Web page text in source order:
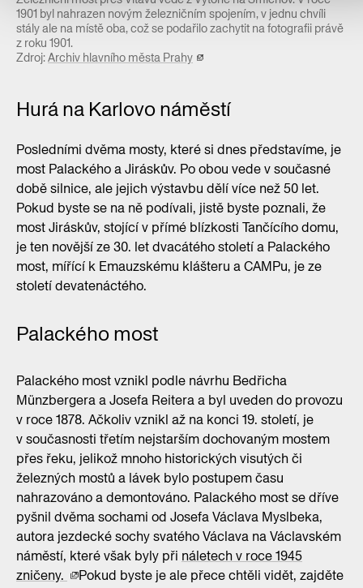
1901 byl nahrazen novým železničním spojením, v jednu chvíli
stály ale na místě oba, což se podařilo zachytit na fotografii právě
z roku 1901.
Zdroj:Archiv hlavního města Prahy
Hurá na Karlovo náměstí
Posledními dvěma mosty, které si dnes představíme, je
most Palackého a Jiráskův. Po obou vede v současné
době silnice, ale jejich výstavbu dělí více než 50 let.
Pokud byste se na ně podívali, jistě byste poznali, že
most Jiráskův, stojící v přímé blízkosti Tančícího domu,
je ten novější ze 30. let dvacátého století a Palackého
most, mířící k Emauzskému klášteru a CAMPu, je ze
století devatenáctého.
Palackého most
Palackého most vznikl podle návrhu Bedřicha
Münzbergera a Josefa Reitera a byl uveden do provozu
v roce 1878. Ačkoliv vznikl až na konci 19. století, je
v současnosti třetím nejstarším dochovaným mostem
přes řeku, jelikož mnoho historických visutých či
železných mostů a lávek bylo postupem času
nahrazováno a demontováno. Palackého most se dříve
pyšnil dvěma sochami od Josefa Václava Myslbeka,
autora jezdecké sochy svatého Václava na Václavském
náměstí, které však byly při náletech v roce 1945
zničeny.
Pokud byste je ale přece chtěli vidět, zajděte